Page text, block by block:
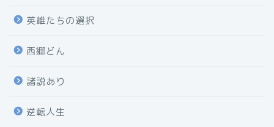
英雄たちの選択
西郷どん
諸説あり
逆転人生